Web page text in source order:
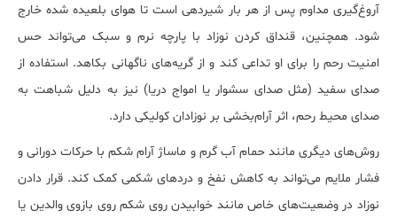
آروغ‌گیری مداوم پس از هر بار شیردهی است تا هوای بلعیده شده خارج
شود. همچنین، قنداق کردن نوزاد با پارچه نرم و سبک می‌تواند حس
امنیت رحم را برای او تداعی کند و از گریه‌های ناگهانی بکاهد. استفاده از
صدای سفید (مثل صدای سشوار یا امواج دریا) نیز به دلیل شباهت به
صدای محیط رحم، اثر آرام‌بخشی بر نوزادان کولیکی دارد.
روش‌های دیگری مانند حمام آب گرم و ماساژ آرام شکم با حرکات دورانی و
فشار ملایم می‌تواند به کاهش نفخ و دردهای شکمی کمک کند. قرار دادن
نوزاد در وضعیت‌های خاص مانند خوابیدن روی شکم روی بازوی والدین یا